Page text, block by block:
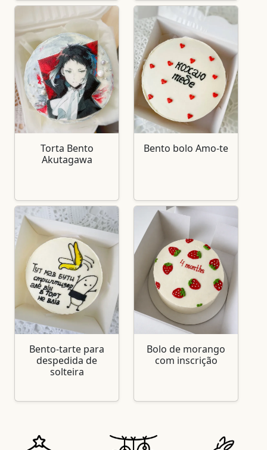
Torta Bento
Akutagawa
Bento bolo Amo-te
Bento-tarte para
despedida de
solteira
Bolo de morango
com inscrição